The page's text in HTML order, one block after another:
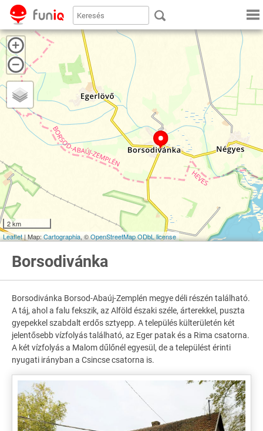
2 km
Leaflet| Map:Cartographia, ©OpenStreetMapODbL license
Borsodivánka
Borsodivánka Borsod-Abaúj-Zemplén megye déli részén található.
A táj, ahol a falu fekszik, az Alföld északi széle, árterekkel, puszta
gyepekkel szabdalt erdős sztyepp. A település külterületén két
jelentősebb vízfolyás található, az Eger patak és a Rima csatorna.
A két vízfolyás a Malom dűlőnél egyesül, de a települést érinti
nyugati irányban a Csincse csatorna is.